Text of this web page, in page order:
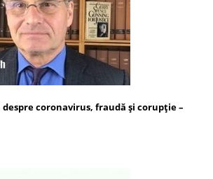
coronavirus, fraudă și corupție –